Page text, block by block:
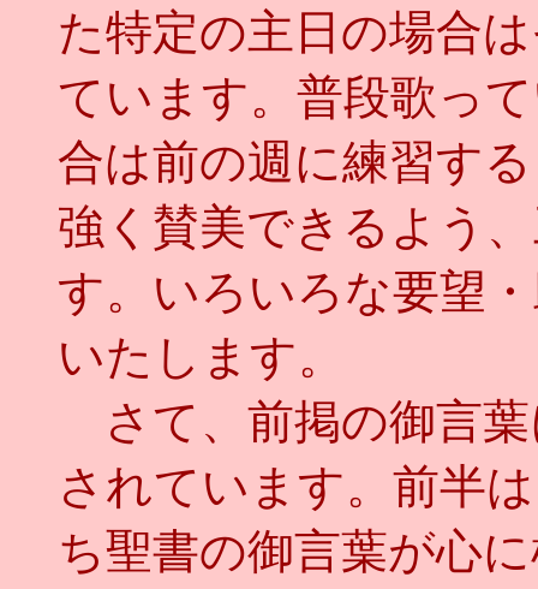
た特定の主日の場合
ています。普段歌っ
合は前の週に練習す
強く賛美できるよう
す。いろいろな要望
いたします。
さて、前掲の御言葉
されています。前半
ち聖書の御言葉が心